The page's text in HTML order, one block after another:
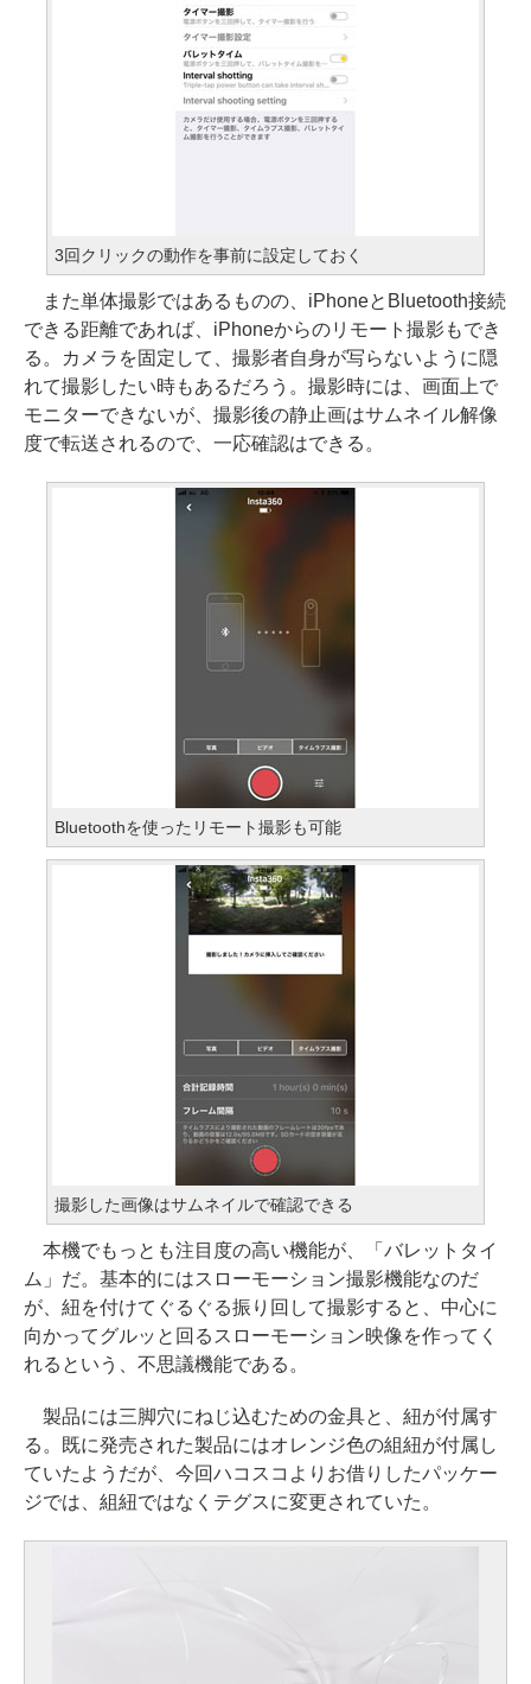
3回クリックの動作を事前に設定しておく
また単体撮影ではあるものの、iPhoneとBluetooth接続
できる距離であれば、iPhoneからのリモート撮影もでき
る。カメラを固定して、撮影者自身が写らないように隠
れて撮影したい時もあるだろう。撮影時には、画面上で
モニターできないが、撮影後の静止画はサムネイル解像
度で転送されるので、一応確認はできる。
Bluetoothを使ったリモート撮影も可能
撮影した画像はサムネイルで確認できる
本機でもっとも注目度の高い機能が、「バレットタイ
ム」だ。基本的にはスローモーション撮影機能なのだ
が、紐を付けてぐるぐる振り回して撮影すると、中心に
向かってグルッと回るスローモーション映像を作ってく
れるという、不思議機能である。
製品には三脚穴にねじ込むための金具と、紐が付属す
る。既に発売された製品にはオレンジ色の組紐が付属し
ていたようだが、今回ハコスコよりお借りしたパッケー
ジでは、組紐ではなくテグスに変更されていた。